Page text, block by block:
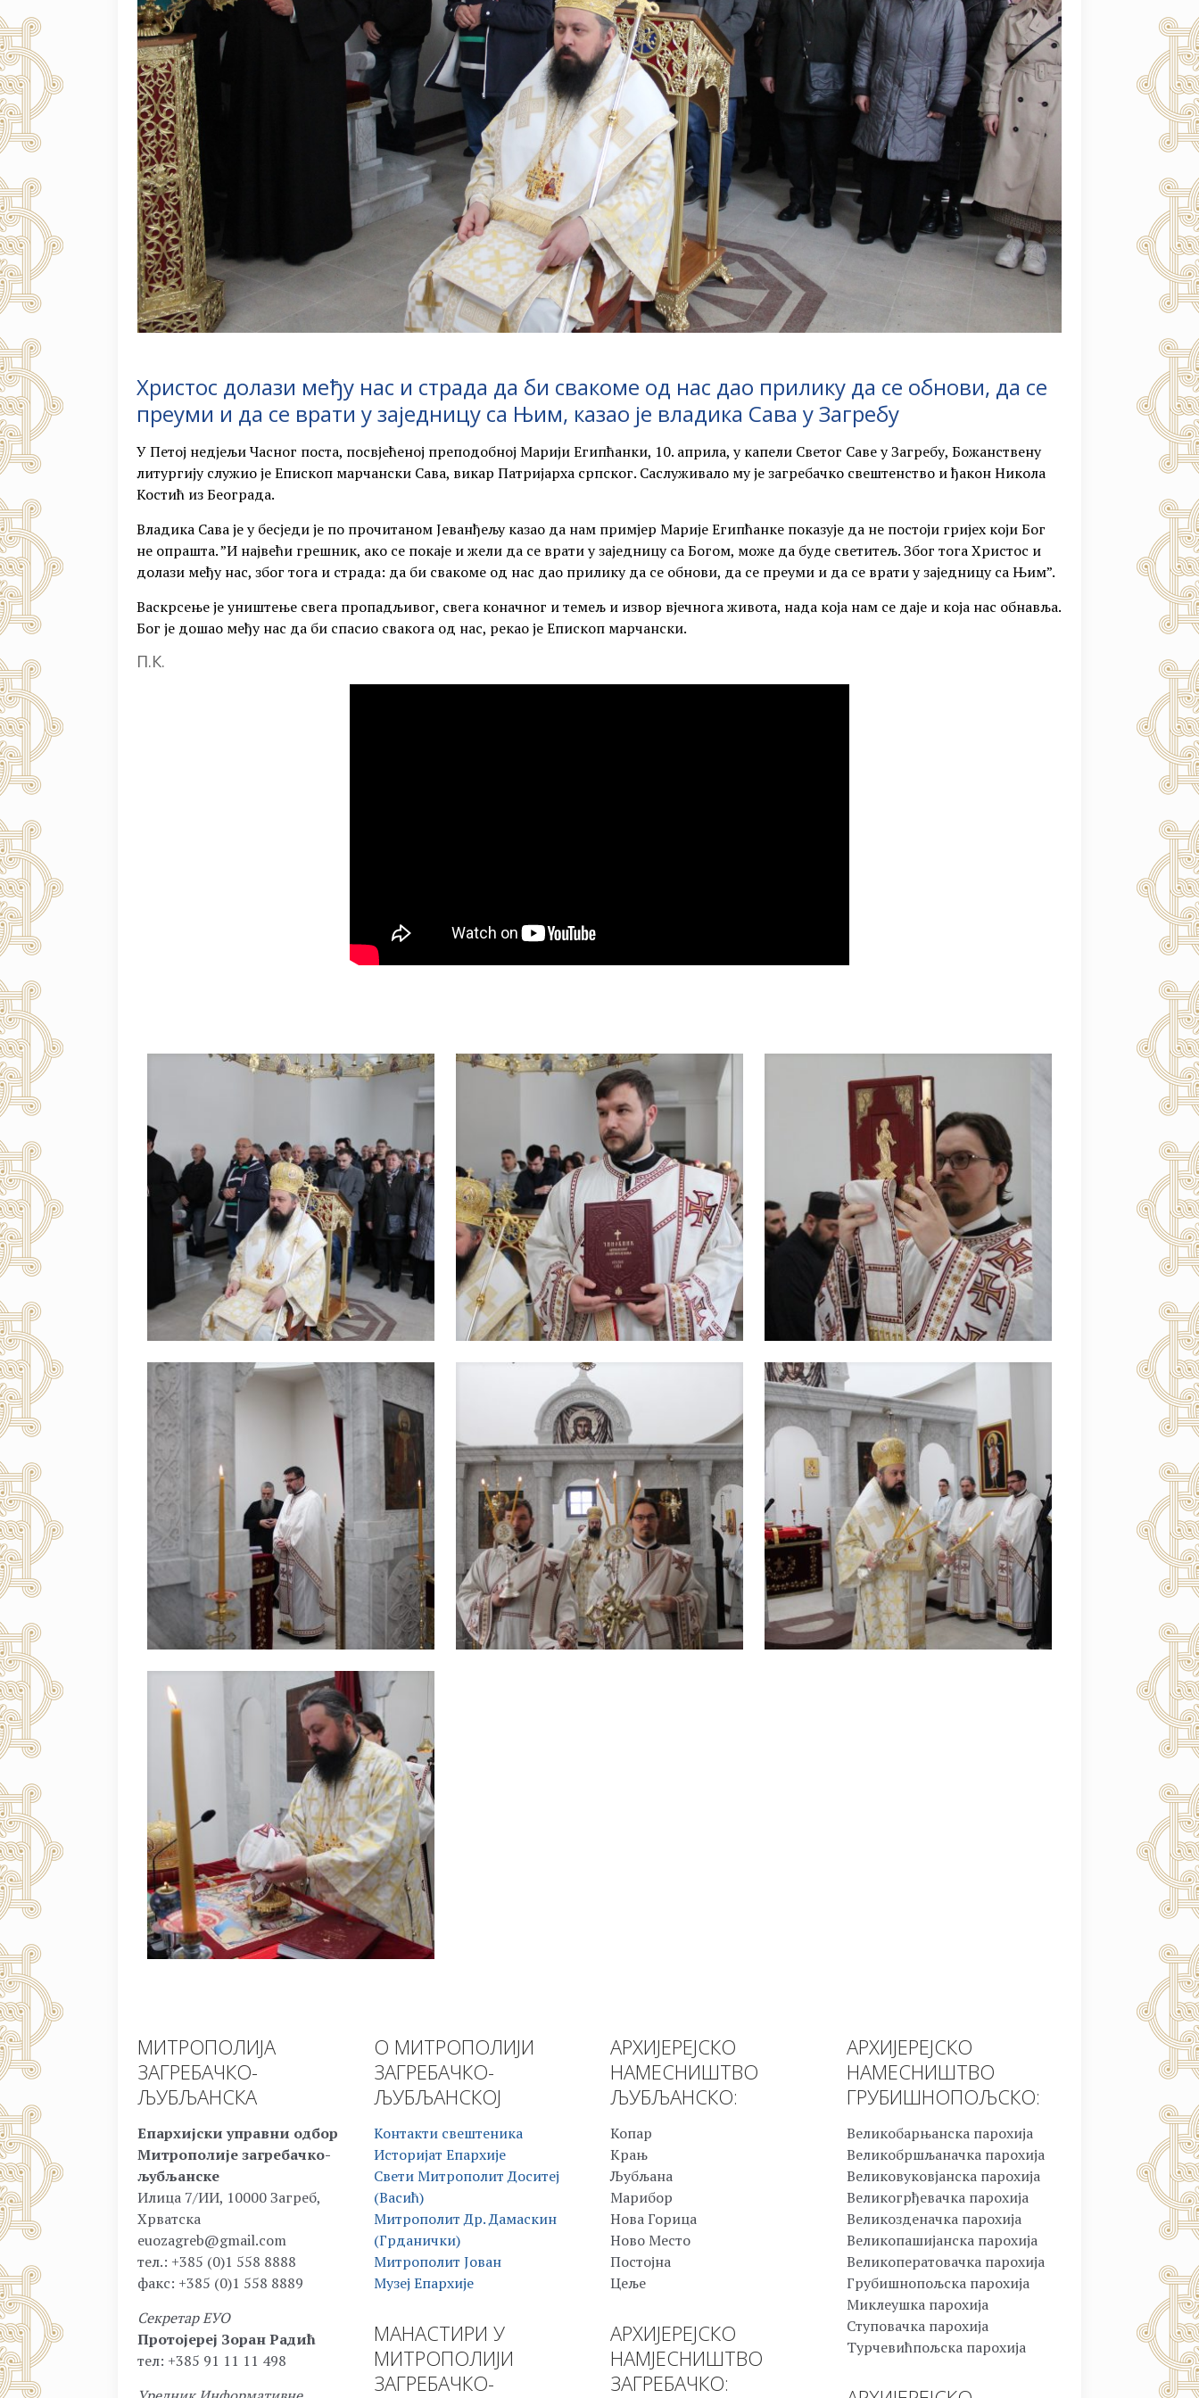
Христос долази међу нас и страда да би свакоме од нас дао прилику да се обнови, да се
преуми и да се врати у заједницу са Њим, казао је владика Сава у Загребу
У Петој недјељи Часног поста, посвјећеној преподобној Марији Египћанки, 10. априла, у капели Светог Саве у Загребу, Божанствену
литургију служио је Епископ марчански Сава, викар Патријарха српског. Саслуживало му је загребачко свештенство и ђакон Никола
Костић из Београда.
Владика Сава је у бесједи је по прочитаном Јеванђељу казао да нам примјер Марије Египћанке показује да не постоји гријех који Бог
не опрашта. ”И највећи грешник, ако се покаје и жели да се врати у заједницу са Богом, може да буде светитељ. Због тога Христос и
долази међу нас, због тога и страда: да би свакоме од нас дао прилику да се обнови, да се преуми и да се врати у заједницу са Њим”.
Васкрсење је уништење свега пропадљивог, свега коначног и темељ и извор вјечнога живота, нада која нам се даје и која нас обнавља.
Бог је дошао међу нас да би спасио свакога од нас, рекао је Епископ марчански.
П.К.
МИТРОПОЛИЈА
ЗАГРЕБАЧКО-
ЉУБЉАНСКА
Епархијски управни одбор
Митрополије загребачко-
љубљанске
Илица 7/ИИ, 10000 Загреб,
Хрватска
euozagreb@gmail.com
тел.: +385 (0)1 558 8888
факс: +385 (0)1 558 8889
Секретар ЕУО
Протојереј Зоран Радић
тел: +385 91 11 11 498
О МИТРОПОЛИЈИ
ЗАГРЕБАЧКО-
ЉУБЉАНСКОЈ
Контакти свештеника
Историјат Епархије
Свети Митрополит Доситеј
(Васић)
Митрополит Др. Дамаскин
(Грданички)
Митрополит Јован
Музеј Епархије
МАНАСТИРИ У
МИТРОПОЛИЈИ
ЗАГРЕБАЧКО-
АРХИЈЕРЕЈСКО
НАМЕСНИШТВО
ЉУБЉАНСКО:
Копар
Крањ
Љубљана
Марибор
Нова Горица
Ново Место
Постојна
Цеље
АРХИЈЕРЕЈСКО
НАМЈЕСНИШТВО
ЗАГРЕБАЧКО:
АРХИЈЕРЕЈСКО
НАМЕСНИШТВО
ГРУБИШНОПОЉСКО:
Великобарњанска парохија
Великобршљаначка парохија
Великовуковјанска парохија
Великогрђевачка парохија
Великозденачка парохија
Великопашијанска парохија
Великоператовачка парохија
Грубишнопољска парохија
Миклеушка парохија
Ступовачка парохија
Турчевићпољска парохија